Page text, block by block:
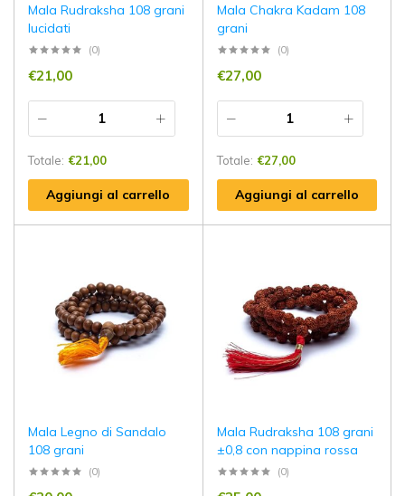
Mala Rudraksha 108 grani
lucidati
(0)
€21,00
Totale: €21,00
Aggiungi al carrello
Mala Chakra Kadam 108
grani
(0)
€27,00
Totale: €27,00
Aggiungi al carrello
Mala Legno di Sandalo
108 grani
(0)
Mala Rudraksha 108 grani
±0,8 con nappina rossa
(0)